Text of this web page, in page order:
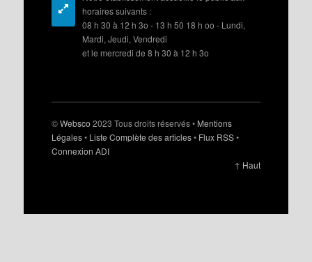
horaires suivants :
08 h 30 à 12 h 3o - 13 h 50 18 h oo - Lundi,
Mardi, Jeudi, Vendredi
et le mercredi de 8 h 30 à 12 h 3o
©Websco 2023 Tous droits réservés • Mentions
Légales• Liste Complète des articles• Flux RSS•
Connexion ADI
↑ Haut